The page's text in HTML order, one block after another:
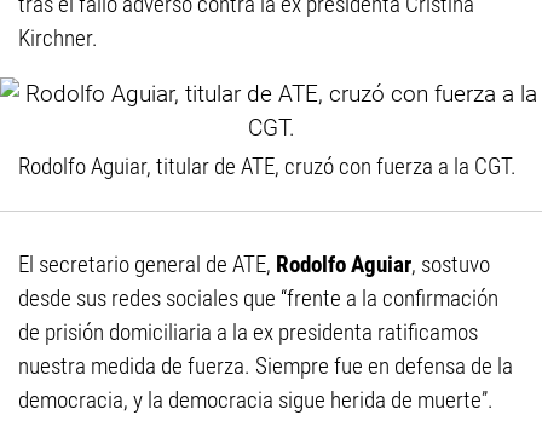
Kirchner.
Rodolfo Aguiar, titular de ATE, cruzó con fuerza a la CGT.
El secretario general de ATE, Rodolfo Aguiar, sostuvo
desde sus redes sociales que “frente a la confirmación
de prisión domiciliaria a la ex presidenta ratificamos
nuestra medida de fuerza. Siempre fue en defensa de la
democracia, y la democracia sigue herida de muerte”.